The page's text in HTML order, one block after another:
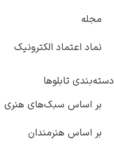
مجله
نماد اعتماد الکترونیک
دسته‌بندی تابلوها
بر اساس سبک‌های هنری
بر اساس هنرمندان